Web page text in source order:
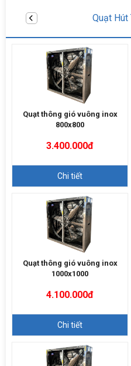
Quạt thông
Quạt thông gió vuông inox
800x800
3.400.000đ
Chi tiết
Quạt thông gió vuông inox
1000x1000
4.100.000đ
Chi tiết